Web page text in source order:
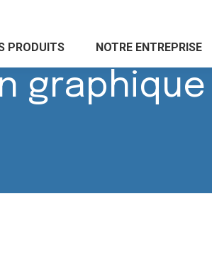
PRODUITS NOTRE ENTREPRISE
graphique